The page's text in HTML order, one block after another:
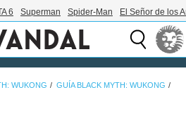
6 Superman Spider-Man El Señor de los
WUKONG GUÍA BLACK MYTH: WUKONG